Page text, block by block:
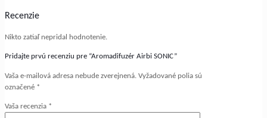
Recenzie
Nikto zatiaľ nepridal hodnotenie.
Pridajte prvú recenziu pre “Aromadifuzér Airbi SONIC”
Vaša e-mailová adresa nebude zverejnená. Vyžadované polia sú
označené *
Vaša recenzia *